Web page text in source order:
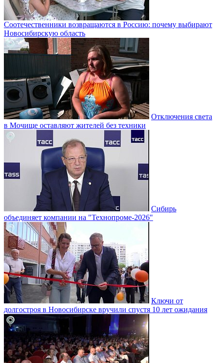
Соотечественники возвращаются в Россию: почему выбирают
Новосибирскую область
Отключения света
в Мочище оставляют жителей без техники
Сибирь
объединяет компании на "Технопроме-2026"
Ключи от
долгостроя в Новосибирске вручили спустя 10 лет ожидания